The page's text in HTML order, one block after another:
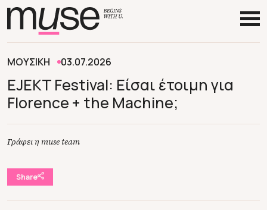
ΜΟΥΣΙΚΗ 03.07.2026
EJEKT Festival: Eίσαι έτοιμη για
Florence + the Machine;
Γράφει η muse team
Share